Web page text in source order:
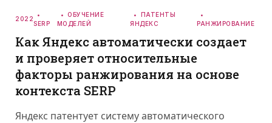
2022
SERP
ОБУЧЕНИЕ
МОДЕЛЕЙ
ПАТЕНТЫ
ЯНДЕКС
РАНЖИРОВАНИЕ
Как Яндекс автоматически создает
и проверяет относительные
факторы ранжирования на основе
контекста SERP
Яндекс патентует систему автоматического